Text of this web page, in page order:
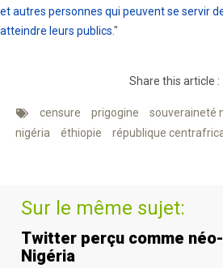
et autres personnes qui peuvent se servir
atteindre leurs publics."
Share this article :
censure prigogine souveraineté
nigéria
éthiopie république
Sur le même sujet:
Twitter perçu comme
Nigéria